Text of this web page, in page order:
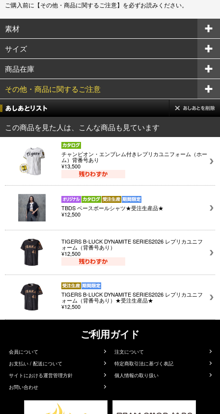
ご購入前に【その他・商品に関するご注意】を必ずお読みください。
素材
サイズ
商品在庫
その他・商品に関するご注意
この商品を見た人は、こんな商品も見ています
チャンピオン・エンブレム付きレプリカユニフォーム（ホー
ム）背番号あり
¥13,500
TBDS ベースボールシャツ★受注生産品★
¥12,500
TIGERS B-LUCK DYNAMITE SERIES2026 レプリカユニフ
ォーム（背番号あり）
¥12,500
TIGERS B-LUCK DYNAMITE SERIES2026 レプリカユニフ
ォーム（背番号あり）★受注生産品★
¥12,500
ご利用ガイド
会員について
注文について
お支払い / 配送について
特定商取引法に基づく表記
サイトにおける運営管理方針
個人情報の取り扱い
お問い合わせ